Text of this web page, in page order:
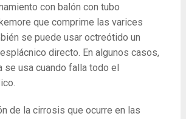
con balón con tubo
que comprime las varices
se puede usar octreótido un
directo. En algunos casos,
se usa cuando falla todo el
de la cirrosis que ocurre en las